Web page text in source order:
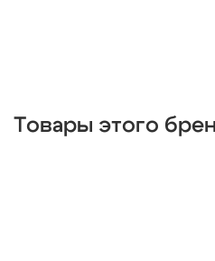
Товары этого